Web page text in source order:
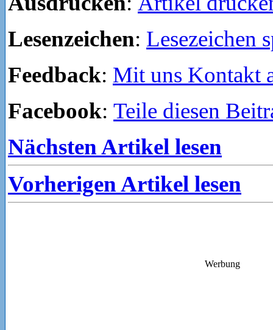
Lesenzeichen: Lesezeichen
Feedback: Mit uns Kontakt
Facebook: Teile diesen
Nächsten Artikel lesen
Vorherigen Artikel lesen
Werbung